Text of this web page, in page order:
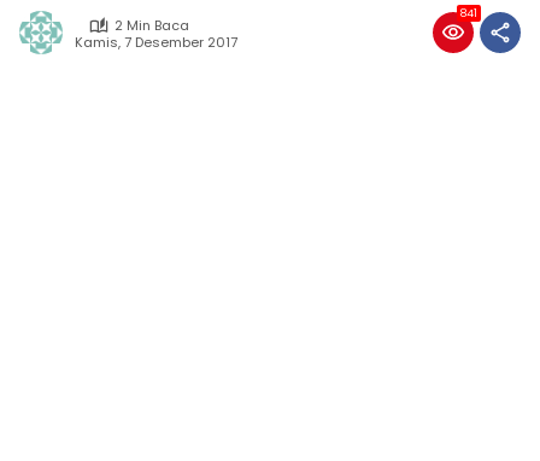
2 Min Baca
Kamis, 7 Desember 2017
841